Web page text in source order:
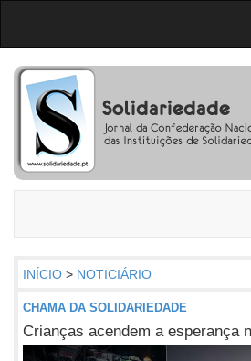
INÍCIO > NOTICIÁRIO
CHAMA DA SOLIDARIEDADE
Crianças acendem a esperança